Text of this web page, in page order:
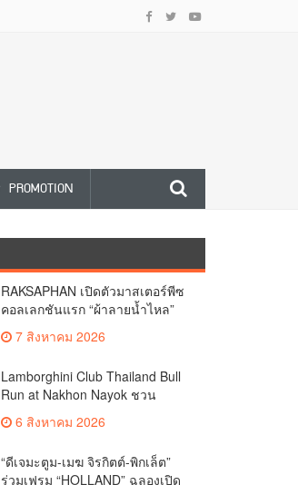
PROMOTION
RAKSAPHAN เปิดตัวมาสเตอร์พีซ
คอลเลกชันแรก “ผ้าลายน้ำไหล”
ยกระดับภูมิปัญญาท้องถิ่นสู่งาน
ศิลป์ระดับสากล
7 สิงหาคม 2026
Lamborghini Club Thailand Bull
Run at Nakhon Nayok ชวน
คาราวานกระทิงดุ สัมผัสธรรมชาติ
เมืองรอง ณ นครนายก
6 สิงหาคม 2026
“ดีเจมะตูม-เมฆ จิรกิตต์-พิกเล็ต”
ร่วมเฟรม “HOLLAND” ฉลองเปิด